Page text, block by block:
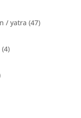
/ yatra (47)
(4)